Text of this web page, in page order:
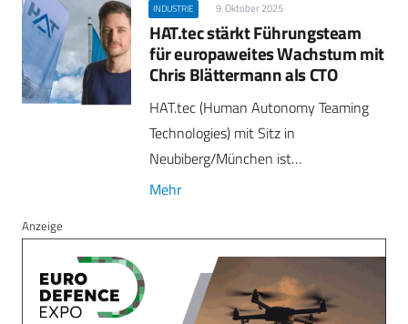
INDUSTRIE 9. Oktober 2025
HAT.tec stärkt Führungsteam
für europaweites Wachstum mit
Chris Blättermann als CTO
HAT.tec (Human Autonomy Teaming
Technologies) mit Sitz in
Neubiberg/München ist…
Mehr
Anzeige